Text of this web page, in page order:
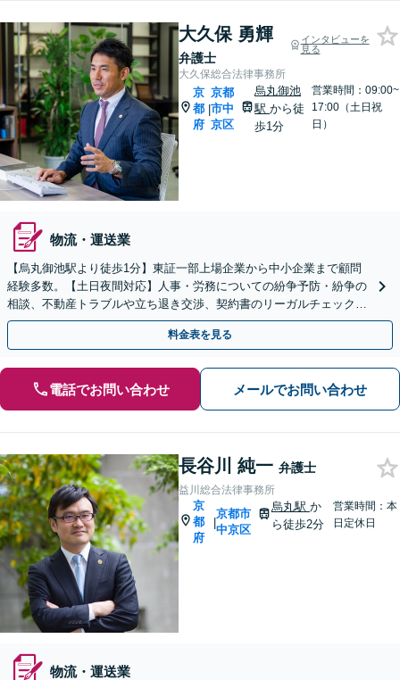
大久保 勇輝
弁護士
インタビューを
見る
大久保総合法律事務所
京
都
府
|
京都
市中
京区
烏丸御池
駅から徒
歩1分
営業時間：09:00~
17:00（土日祝
日）
物流・運送業
【烏丸御池駅より徒歩1分】東証一部上場企業から中小企業まで顧問
経験多数。【土日夜間対応】人事・労務についての紛争予防・紛争の
相談、不動産トラブルや立ち退き交渉、契約書のリーガルチェックな
どご相談ください。
料金表を見る
電話でお問い合わせ メールでお問い合わせ
長谷川 純一 弁護士
益川総合法律事務所
京
都
府
|
京都市
中京区
烏丸駅 か
ら徒歩2分
営業時間：本
日定休日
物流・運送業